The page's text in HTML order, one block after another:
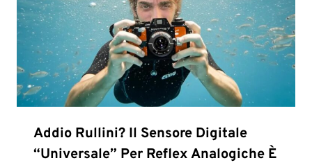
Addio Rullini? Il Sensore Digitale
“universale” Per Reflex Analogiche È